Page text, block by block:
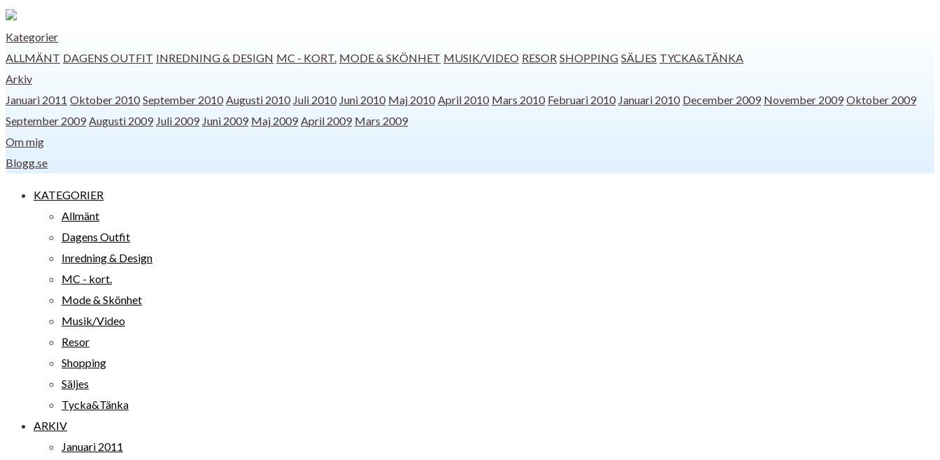
Kategorier
ALLMÄNT DAGENS OUTFIT INREDNING & DESIGN MC - KORT. MODE & SKÖNHET MUSIK/VIDEO RESOR SHOPPING SÄLJES TYCKA&TÄNKA
Arkiv
Januari 2011 Oktober 2010 September 2010 Augusti 2010 Juli 2010 Juni 2010 Maj 2010 April 2010 Mars 2010 Februari 2010 Januari 2010 December 2009 November 2009 Oktober 2009
September 2009 Augusti 2009 Juli 2009 Juni 2009 Maj 2009 April 2009 Mars 2009
Om mig
Blogg.se
KATEGORIER
Allmänt
Dagens Outfit
Inredning & Design
MC - kort.
Mode & Skönhet
Musik/Video
Resor
Shopping
Säljes
Tycka&Tänka
ARKIV
Januari 2011